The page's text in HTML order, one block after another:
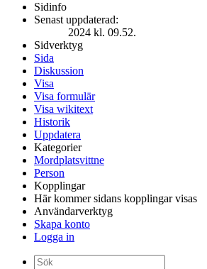
Sidinfo
Senast uppdaterad:
2024 kl. 09.52.
Sidverktyg
Sida
Diskussion
Visa
Visa formulär
Visa wikitext
Historik
Uppdatera
Kategorier
Mordplatsvittne
Person
Kopplingar
Här kommer sidans kopplingar visas
Användarverktyg
Skapa konto
Logga in